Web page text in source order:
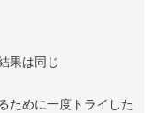
果は同じ
ために一度トライした